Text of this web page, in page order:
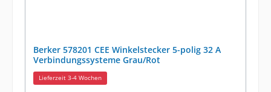
Berker 578201 CEE Winkelstecker 5-polig 32 A
Verbindungssysteme Grau/Rot
Lieferzeit 3-4 Wochen